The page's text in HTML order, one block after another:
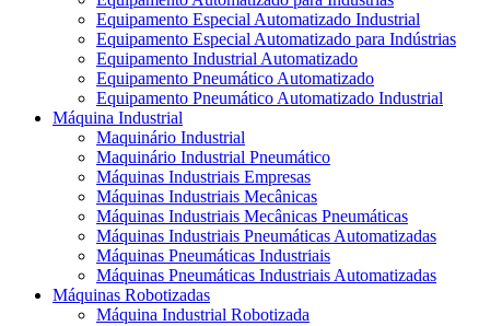
Equipamento Especial Automatizado Industrial
Equipamento Especial Automatizado para Indústrias
Equipamento Industrial Automatizado
Equipamento Pneumático Automatizado
Equipamento Pneumático Automatizado Industrial
Máquina Industrial
Maquinário Industrial
Maquinário Industrial Pneumático
Máquinas Industriais Empresas
Máquinas Industriais Mecânicas
Máquinas Industriais Mecânicas Pneumáticas
Máquinas Industriais Pneumáticas Automatizadas
Máquinas Pneumáticas Industriais
Máquinas Pneumáticas Industriais Automatizadas
Máquinas Robotizadas
Máquina Industrial Robotizada